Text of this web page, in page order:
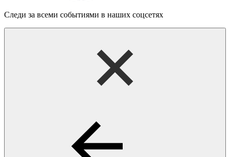
Следи за всеми событиями в наших соцсетях